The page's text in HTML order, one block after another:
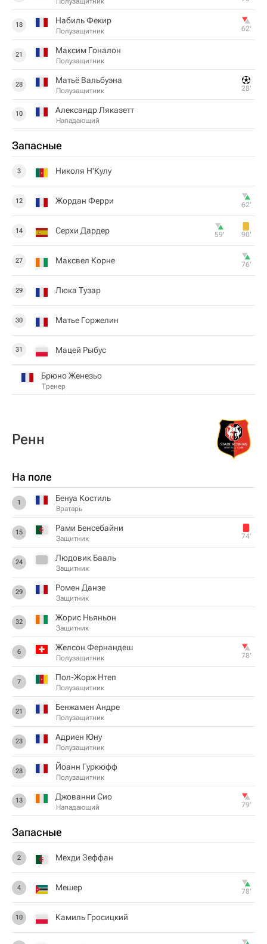
18 Набиль Фекир
Полузащитник 62‎’‎
21 Максим Гоналон
Полузащитник
28 Матьё Вальбуэна
Полузащитник 28‎’‎
10 Александр Ляказетт
Нападающий
Запасные
3 Николя Н'Кулу
12 Жордан Ферри 62‎’‎
14 Серхи Дардер 59‎’‎ 90‎’‎
27 Максвел Корне 76‎’‎
29 Люка Тузар
30 Матье Горжелин
31 Мацей Рыбус
Брюно Женезьо
Тренер
Ренн
На поле
1 Бенуа Костиль
Вратарь
15 Рами Бенсебайни
Защитник 74‎’‎
24 Людовик Бааль
Защитник
29 Ромен Данзе
Защитник
32 Жорис Ньяньон
Защитник
6 Желсон Фернандеш
Полузащитник 78‎’‎
7 Пол-Жорж Нтеп
Полузащитник
21 Бенжамен Андре
Полузащитник
23 Адриен Юну
Полузащитник
28 Йоанн Гуркюфф
Полузащитник
13 Джованни Сио
Нападающий 79‎’‎
Запасные
2 Мехди Зеффан
4 Мешер 78‎’‎
10 Камиль Гросицкий